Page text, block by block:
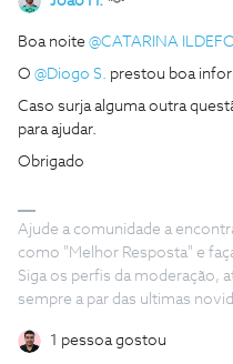
Boa noite @CATARINA
O @Diogo S. prestou boa
Caso surja alguma outra
para ajudar.
Obrigado
Ajude a comunidade a
como "Melhor Resposta" e
Siga os perfis da moderação,
sempre a par das ultimas
1 pessoa gostou